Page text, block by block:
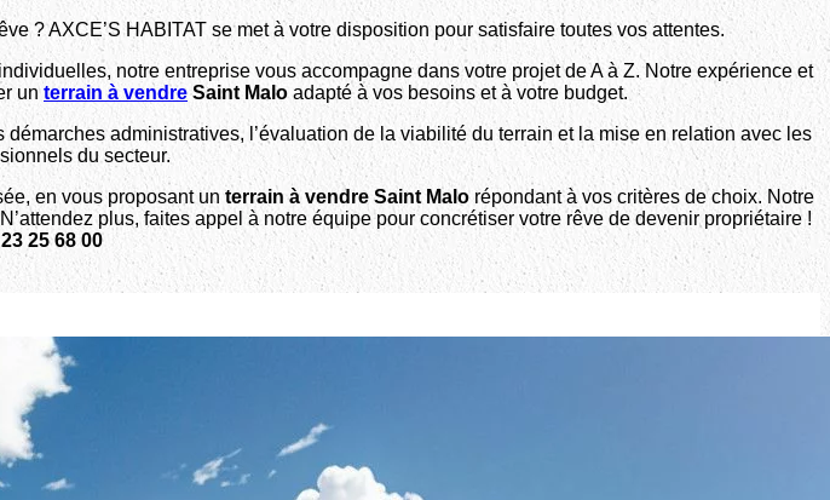
? AXCE’S HABITAT se met à votre disposition pour satisfaire toutes vos attentes.
notre entreprise vous accompagne dans votre projet de A à Z. Notre expérience et
unterrain à vendreSaint Maloadapté à vos besoins et à votre budget.
administratives, l’évaluation de la viabilité du terrain et la mise en relation avec les
du secteur.
en vous proposant un terrain à vendre Saint Malo répondant à vos critères de choix. Notre
plus, faites appel à notre équipe pour concrétiser votre rêve de devenir propriétaire !
25 68 00